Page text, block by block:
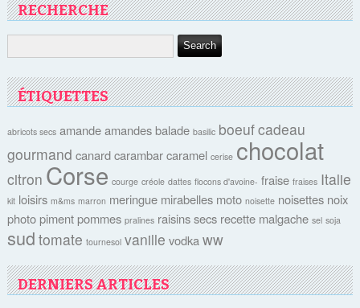
RECHERCHE
ÉTIQUETTES
abricots secs amande amandes balade basilic boeufcadeau
gourmand canard carambar caramel cerise chocolat
citron Corse courge créole dattes flocons d'avoine- fraise fraises Italie
kit loisirs m&ms marron meringue mirabelles moto noisette noisettes noix
photo piment pommes pralines raisins secs recette malgache sel soja
sud tomate tournesol vanille vodka ww
DERNIERS ARTICLES